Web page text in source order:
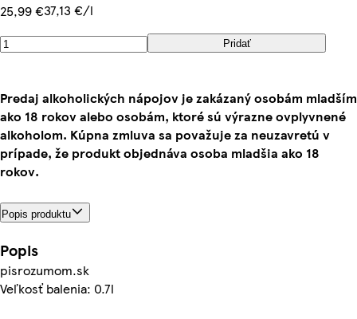
25,99 €37,13 €/l
Pridať
Predaj alkoholických nápojov je zakázaný osobám mladším
ako 18 rokov alebo osobám, ktoré sú výrazne ovplyvnené
alkoholom. Kúpna zmluva sa považuje za neuzavretú v
prípade, že produkt objednáva osoba mladšia ako 18
rokov.
Popis produktu
Popis
pisrozumom.sk
Veľkosť balenia: 0.7l